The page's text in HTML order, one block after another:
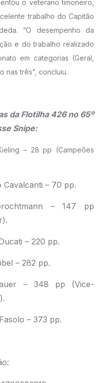
o veterano timoneiro,
trabalho do Capitão
“O desempenho da
e do trabalho realizado
em categorias (Geral,
nas três”, concluiu.
da Flotilha 426 no 65º
Snipe:
– 28 pp (Campeões
– 70 pp.
– 147 pp
– 220 pp.
– 282 pp.
– 348 pp (Vice-
– 373 pp.